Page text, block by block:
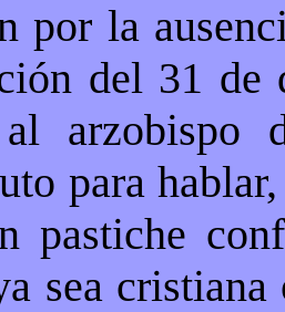
por la
del 31 de
arzobispo
para
pastiche
sea